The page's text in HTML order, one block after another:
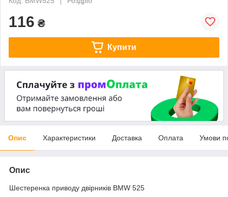
116 ₴
Купити
Опис Характеристики Доставка Оплата Умови
Опис
Шестеренка приводу двірників BMW 525